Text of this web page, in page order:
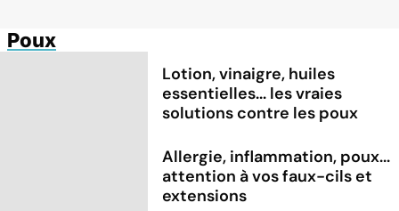
Poux
Lotion, vinaigre, huiles
essentielles... les vraies
solutions contre les poux
Allergie, inflammation, poux...
attention à vos faux-cils et
extensions